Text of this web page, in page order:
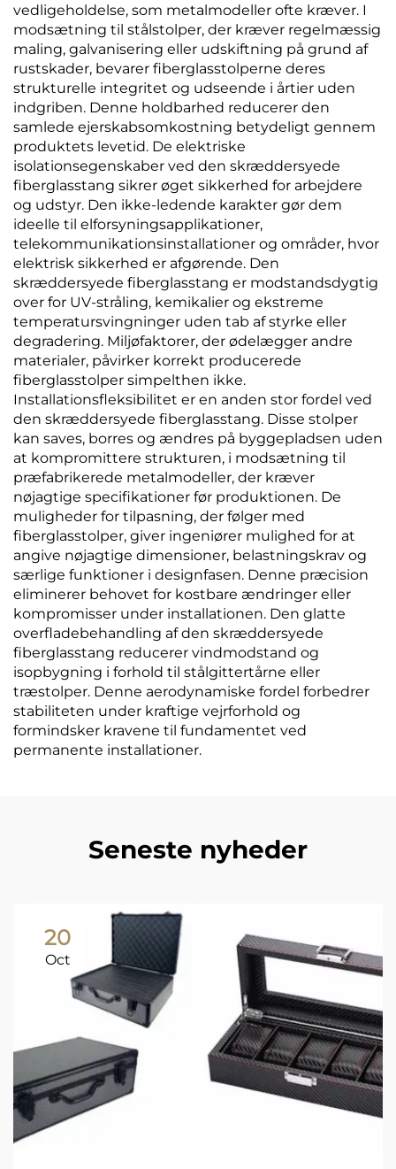
vedligeholdelse, som metalmodeller ofte kræver. I
modsætning til stålstolper, der kræver regelmæssig
maling, galvanisering eller udskiftning på grund af
rustskader, bevarer fiberglasstolperne deres
strukturelle integritet og udseende i årtier uden
indgriben. Denne holdbarhed reducerer den
samlede ejerskabsomkostning betydeligt gennem
produktets levetid. De elektriske
isolationsegenskaber ved den skræddersyede
fiberglasstang sikrer øget sikkerhed for arbejdere
og udstyr. Den ikke-ledende karakter gør dem
ideelle til elforsyningsapplikationer,
telekommunikationsinstallationer og områder, hvor
elektrisk sikkerhed er afgørende. Den
skræddersyede fiberglasstang er modstandsdygtig
over for UV-stråling, kemikalier og ekstreme
temperatursvingninger uden tab af styrke eller
degradering. Miljøfaktorer, der ødelægger andre
materialer, påvirker korrekt producerede
fiberglasstolper simpelthen ikke.
Installationsfleksibilitet er en anden stor fordel ved
den skræddersyede fiberglasstang. Disse stolper
kan saves, borres og ændres på byggepladsen uden
at kompromittere strukturen, i modsætning til
præfabrikerede metalmodeller, der kræver
nøjagtige specifikationer før produktionen. De
muligheder for tilpasning, der følger med
fiberglasstolper, giver ingeniører mulighed for at
angive nøjagtige dimensioner, belastningskrav og
særlige funktioner i designfasen. Denne præcision
eliminerer behovet for kostbare ændringer eller
kompromisser under installationen. Den glatte
overfladebehandling af den skræddersyede
fiberglasstang reducerer vindmodstand og
isopbygning i forhold til stålgittertårne eller
træstolper. Denne aerodynamiske fordel forbedrer
stabiliteten under kraftige vejrforhold og
formindsker kravene til fundamentet ved
permanente installationer.
Seneste nyheder
20
Oct